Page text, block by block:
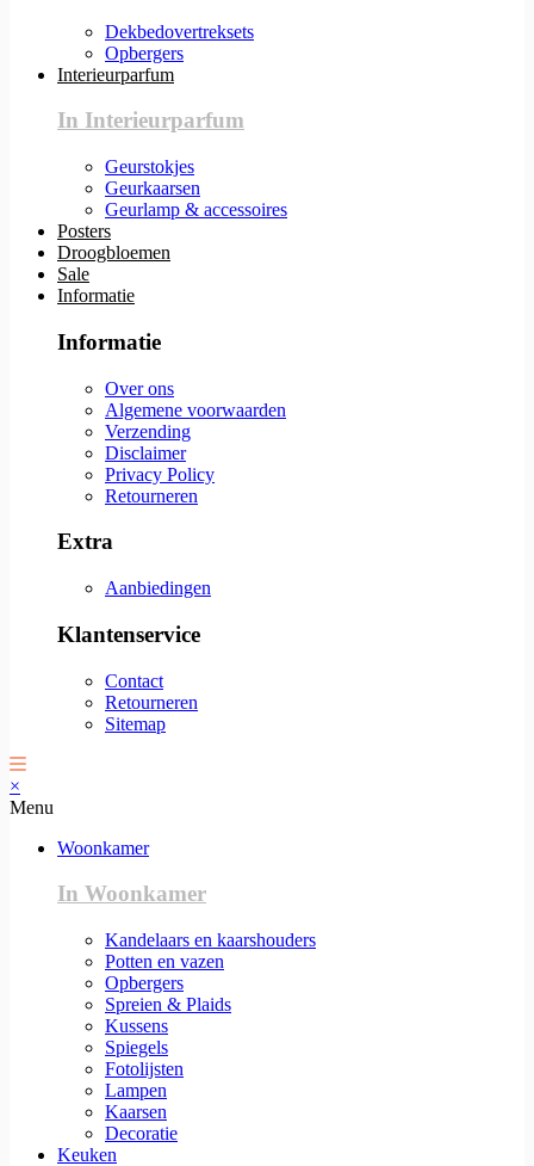
Dekbedovertreksets
Opbergers
Interieurparfum
In Interieurparfum
Geurstokjes
Geurkaarsen
Geurlamp & accessoires
Posters
Droogbloemen
Sale
Informatie
Informatie
Over ons
Algemene voorwaarden
Verzending
Disclaimer
Privacy Policy
Retourneren
Extra
Aanbiedingen
Klantenservice
Contact
Retourneren
Sitemap
×
Menu
Woonkamer
In Woonkamer
Kandelaars en kaarshouders
Potten en vazen
Opbergers
Spreien & Plaids
Kussens
Spiegels
Fotolijsten
Lampen
Kaarsen
Decoratie
Keuken